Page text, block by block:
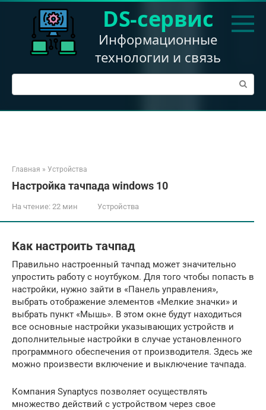
Перейти
DS-сервис
Информационные
технологии и связь
Поиск:
Главная » Устройства
Настройка тачпада windows 10
На чтение: 22 мин Устройства
Как настроить тачпад
Правильно настроенный тачпад может значительно
упростить работу с ноутбуком. Для того чтобы попасть в
настройки, нужно зайти в «Панель управления»,
выбрать отображение элементов «Мелкие значки» и
выбрать пункт «Мышь». В этом окне будут находиться
все основные настройки указывающих устройств и
дополнительные настройки в случае установленного
программного обеспечения от производителя. Здесь же
можно произвести включение и выключение тачпада.
Компания Synaptycs позволяет осуществлять
множество действий с устройством через свое